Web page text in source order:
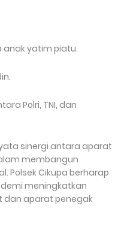
yatim piatu.
Polri, TNI, dan
sinergi antara aparat
membangun
Polsek Cikupa berharap
meningkatkan
dan aparat penegak